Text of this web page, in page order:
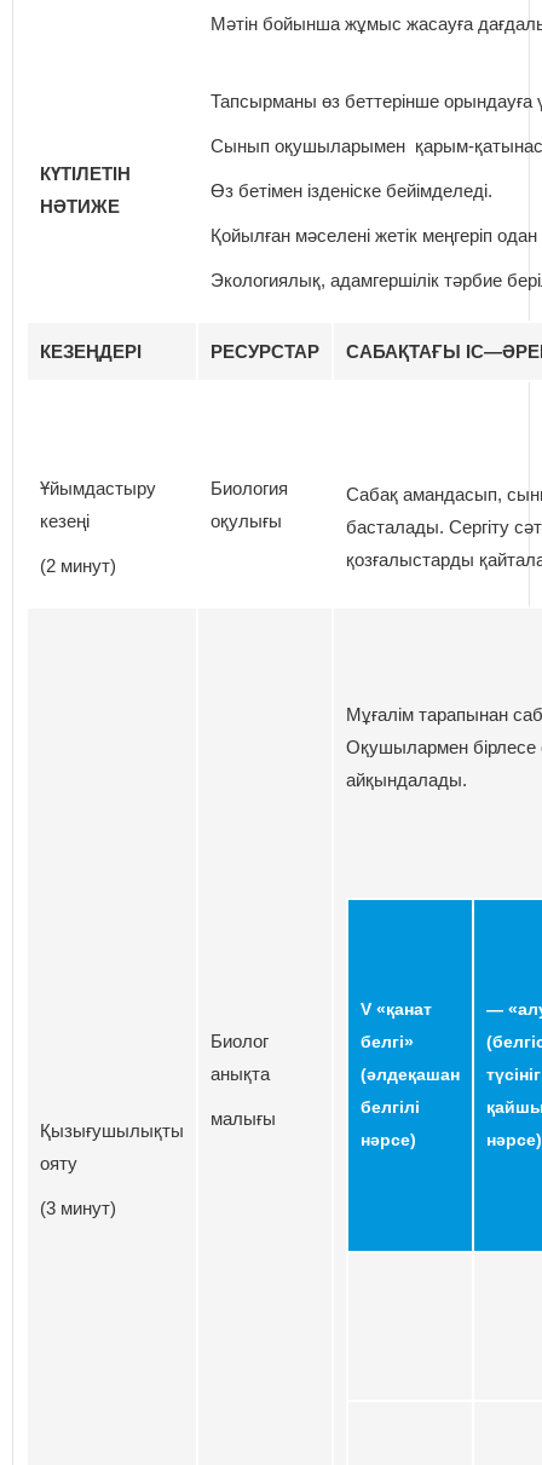
КҮТІЛЕТІН
НӘТИЖЕ
Мәтін бойынша жұмыс жасауға
Тапсырманы өз беттерінше орындауға
Сынып оқушыларымен қарым-
Өз бетімен ізденіске бейімделеді.
Қойылған мәселені жетік меңгеріп одан
Экологиялық, адамгершілік тәрбие
КЕЗЕҢДЕРІ РЕСУРСТАР САБАҚТАҒЫ ІС—
Ұйымдастыру
кезеңі
(2 минут)
Биология
оқулығы
Сабақ амандасып,
басталады. Сергіту
қозғалыстарды
Қызығушылықты
ояту
(3 минут)
Биолог
анықта
малығы
Мұғалім тарапынан
Оқушылармен
айқындалады.
V «қанат
белгі»
(әлдеқашан
белгілі
нәрсе)
—
нәрсе)